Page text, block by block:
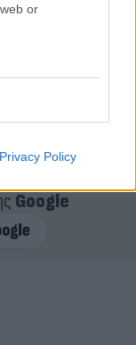
or
Privacy Policy
με τα
Google